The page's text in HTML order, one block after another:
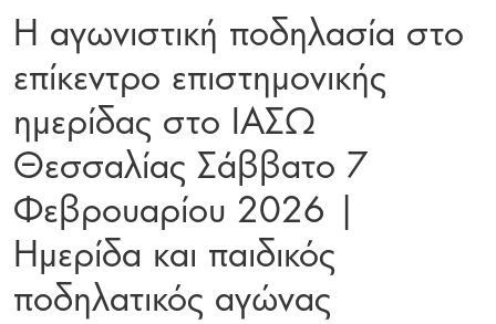
Η αγωνιστική ποδηλασία στο
επίκεντρο επιστημονικής
ημερίδας στο ΙΑΣΩ
Θεσσαλίας Σάββατο 7
Φεβρουαρίου 2026 |
Ημερίδα και παιδικός
ποδηλατικός αγώνας